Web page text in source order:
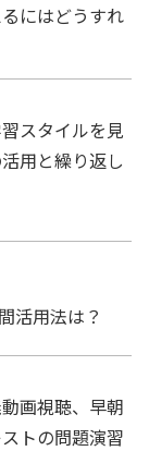
にはどうすれ
スタイルを見
用と繰り返し
活用法は？
画視聴、早朝
トの問題演習